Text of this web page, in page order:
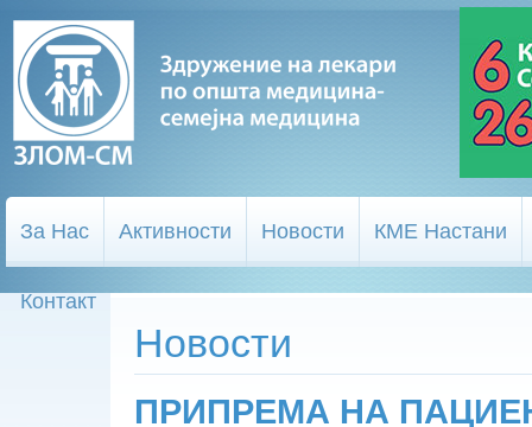
За Нас Активности Новости КМЕ Настани
Контакт
Новости
ПРИПРЕМА НА